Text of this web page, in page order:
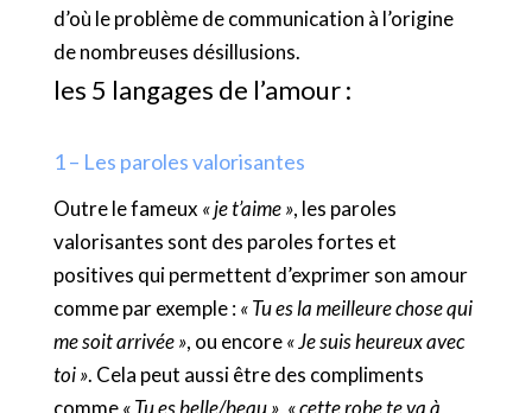
d’où le problème de communication à l’origine
de nombreuses désillusions.
les 5 langages de l’amour :
1 – Les paroles valorisantes
Outre le fameux « je t’aime », les paroles
valorisantes sont des paroles fortes et
positives qui permettent d’exprimer son amour
comme par exemple :« Tu es la meilleure chose qui
me soit arrivée », ou encore« Je suis heureux avec
toi ». Cela peut aussi être des compliments
comme« Tu es belle/beau », « cette robe te va à